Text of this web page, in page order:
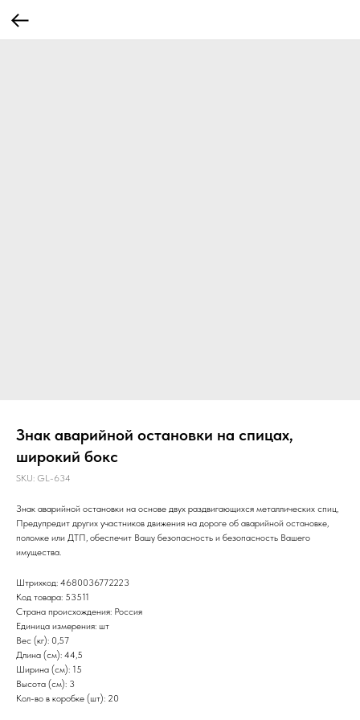
Знак аварийной остановки на спицах,
широкий бокс
SKU: GL-634
Знак аварийной остановки на основе двух раздвигающихся металлических спиц,
Предупредит других участников движения на дороге об аварийной остановке,
поломке или ДТП, обеспечит Вашу безопасность и безопасность Вашего
имущества.
Штрихкод: 4680036772223
Код товара: 53511
Страна происхождения: Россия
Единица измерения: шт
Вес (кг): 0,57
Длина (см): 44,5
Ширина (см): 15
Высота (см): 3
Кол-во в коробке (шт): 20